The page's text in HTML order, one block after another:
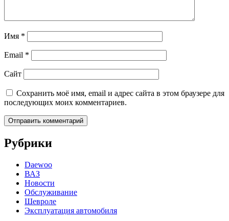
Имя *
Email *
Сайт
Сохранить моё имя, email и адрес сайта в этом браузере для
последующих моих комментариев.
Рубрики
Daewoo
ВАЗ
Новости
Обслуживание
Шевроле
Эксплуатация автомобиля